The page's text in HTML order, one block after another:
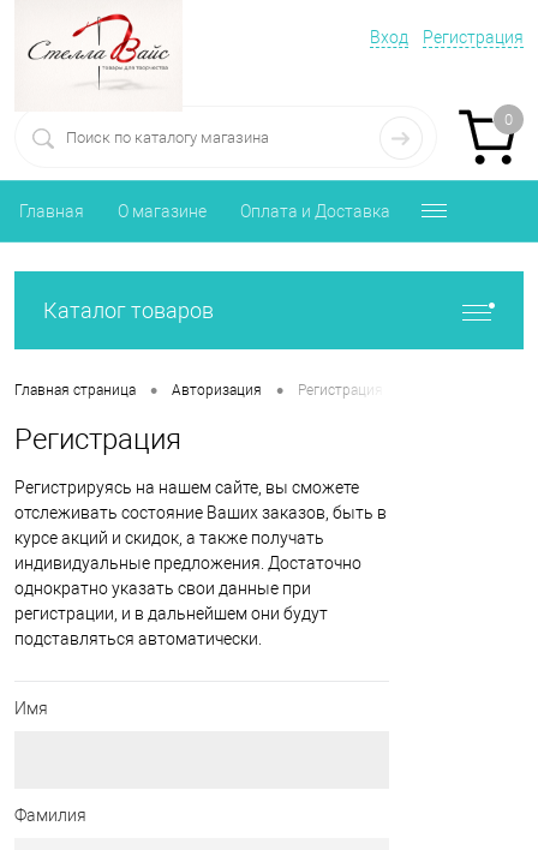
Вход Регистрация
0
Главная О магазине Оплата и Доставка
Каталог товаров
Главная страница • Авторизация • Регистрация
Регистрация
Регистрируясь на нашем сайте, вы сможете
отслеживать состояние Ваших заказов, быть в
курсе акций и скидок, а также получать
индивидуальные предложения. Достаточно
однократно указать свои данные при
регистрации, и в дальнейшем они будут
подставляться автоматически.
Имя
Фамилия